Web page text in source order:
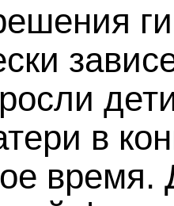
в
время.